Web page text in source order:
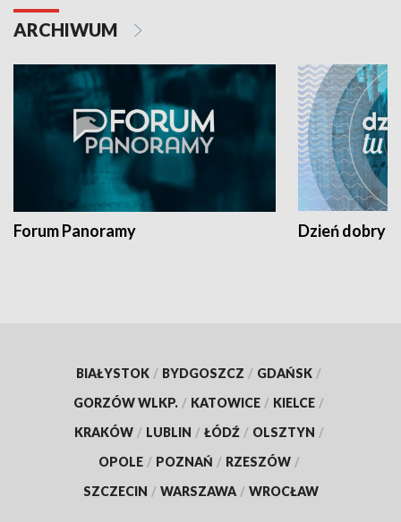
ARCHIWUM
Forum Panoramy Dzień dobry
BIAŁYSTOK / BYDGOSZCZ / GDAŃSK /
GORZÓW WLKP. / KATOWICE / KIELCE /
KRAKÓW / LUBLIN / ŁÓDŹ / OLSZTYN /
OPOLE / POZNAŃ / RZESZÓW /
SZCZECIN / WARSZAWA / WROCŁAW